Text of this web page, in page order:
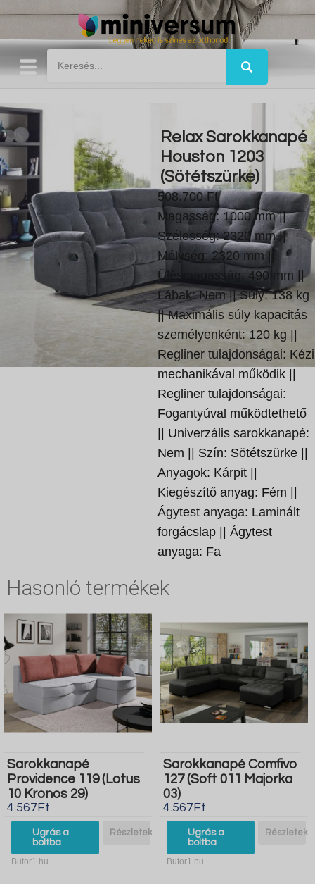
Relax Sarokkanapé
Houston 1203
(Sötétszürke)
508.700 Ft
Magasság: 1000 mm ||
Szélesség: 2320 mm ||
Mélység: 2320 mm ||
Ülésmagasság: 490 mm ||
Lábak: Nem || Súly: 138 kg
|| Maximális súly kapacitás
személyenként: 120 kg ||
Regliner tulajdonságai: Kézi
mechanikával működik ||
Regliner tulajdonságai:
Fogantyúval működtethető
|| Univerzális sarokkanapé:
Nem || Szín: Sötétszürke ||
Anyagok: Kárpit ||
Kiegészítő anyag: Fém ||
Ágytest anyaga: Laminált
forgácslap || Ágytest
anyaga: Fa
Hasonló termékek
Sarokkanapé
Providence 119 (Lotus
10 Kronos 29)
4.567Ft
Ugrás a
boltba
Részletek
Butor1.hu
Sarokkanapé Comfivo
127 (Soft 011 Majorka
03)
4.567Ft
Ugrás a
boltba
Részletek
Butor1.hu